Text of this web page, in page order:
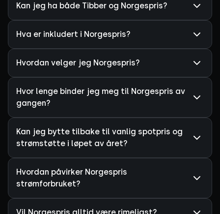
Kan jeg ha både Tibber og Norgespris?
Hva er inkludert i Norgespris?
Hvordan velger jeg Norgespris?
Hvor lenge binder jeg meg til Norgespris av
gangen?
Kan jeg bytte tilbake til vanlig spotpris og
strømstøtte i løpet av året?
Hvordan påvirker Norgespris
strømforbruket?